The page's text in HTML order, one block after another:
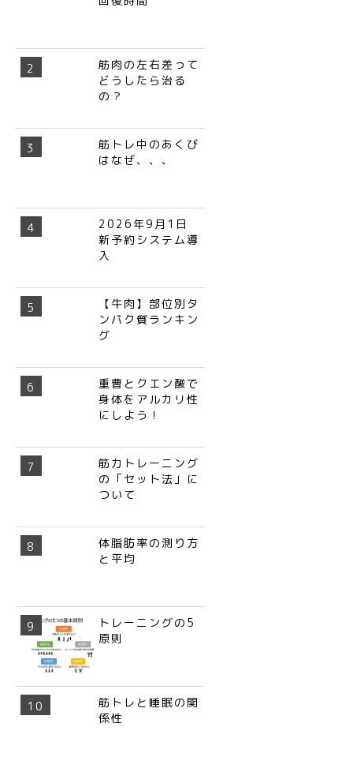
筋肉の左右差って
どうしたら治る
の？
筋トレ中のあくび
はなぜ、、、
2026年9月1日
新予約システム導
入
【牛肉】部位別タ
ンパク質ランキン
グ
重曹とクエン酸で
身体をアルカリ性
にしよう！
筋力トレーニング
の「セット法」に
ついて
体脂肪率の測り方
と平均
トレーニングの5
原則
筋トレと睡眠の関
係性